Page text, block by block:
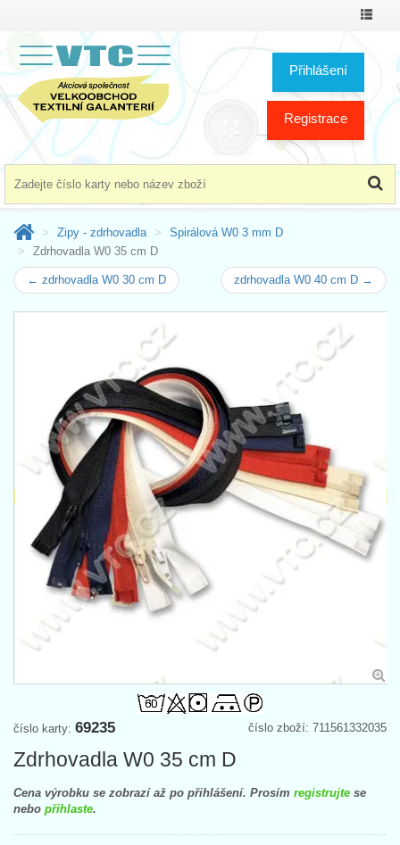
Přihlášení
Registrace
Zipy - zdrhovadla
Spirálová W0 3 mm D
Zdrhovadla W0 35 cm D
← zdrhovadla W0 30 cm D zdrhovadla W0 40 cm D →
číslo zboží: 711561332035
číslo karty: 69235
Zdrhovadla W0 35 cm D
Cena výrobku se zobrazí až po přihlášení. Prosím registrujte se
nebo přihlaste.